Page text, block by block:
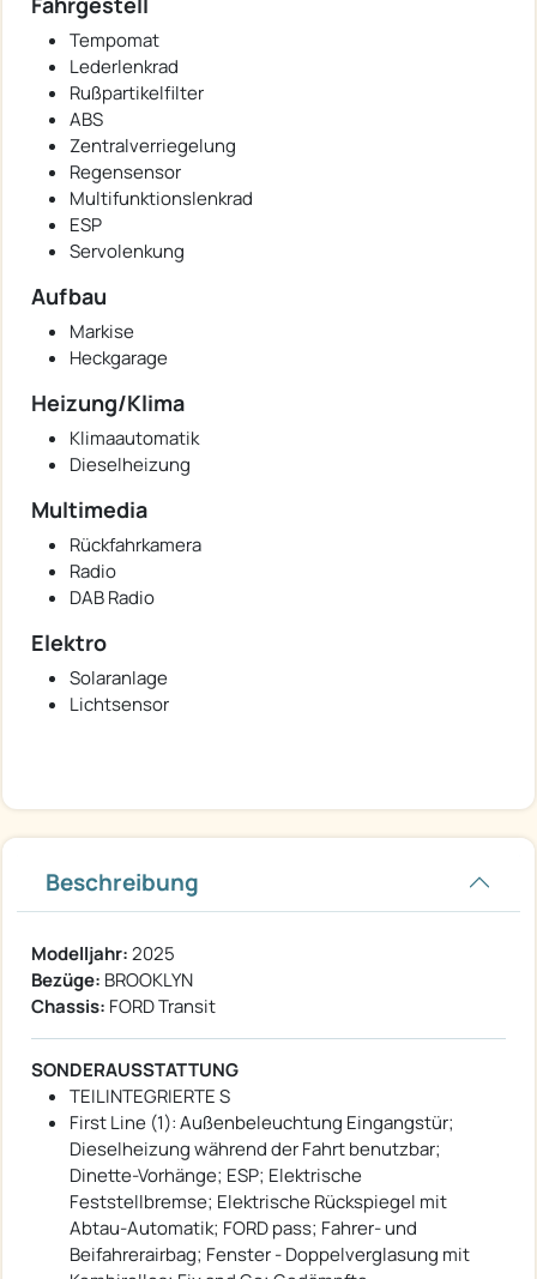
Tempomat
Lederlenkrad
Rußpartikelfilter
ABS
Zentralverriegelung
Regensensor
Multifunktionslenkrad
ESP
Servolenkung
Aufbau
Markise
Heckgarage
Heizung/Klima
Klimaautomatik
Dieselheizung
Multimedia
Rückfahrkamera
Radio
DAB Radio
Elektro
Solaranlage
Lichtsensor
Beschreibung
Modelljahr:2025
Bezüge: BROOKLYN
Chassis: FORD Transit
SONDERAUSSTATTUNG
TEILINTEGRIERTE S
First Line (1): Außenbeleuchtung Eingangstür;
Dieselheizung während der Fahrt benutzbar;
Dinette-Vorhänge; ESP; Elektrische
Feststellbremse; Elektrische Rückspiegel mit
Abtau-Automatik; FORD pass; Fahrer- und
Beifahrerairbag; Fenster - Doppelverglasung mit